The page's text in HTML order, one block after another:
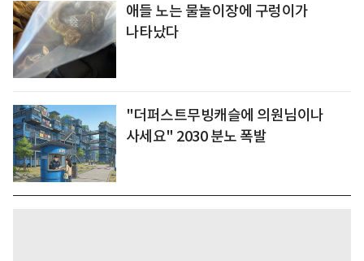
애들 노는 물놀이장에 구렁이가
나타났다
"더퍼스트무빙캐슬에 의원님이나
사세요" 2030 분노 폭발